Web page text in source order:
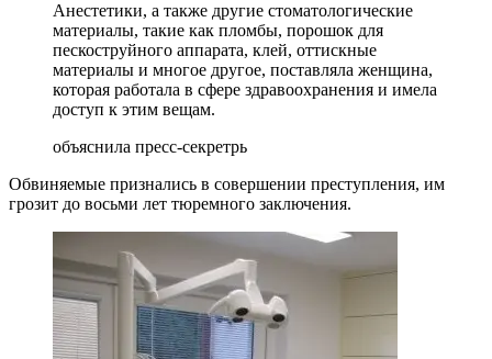
Анестетики, а также другие стоматологические
материалы, такие как пломбы, порошок для
пескоструйного аппарата, клей, оттискные
материалы и многое другое, поставляла женщина,
которая работала в сфере здравоохранения и имела
доступ к этим вещам.
объяснила пресс-секретрь
Обвиняемые признались в совершении преступления, им
грозит до восьми лет тюремного заключения.